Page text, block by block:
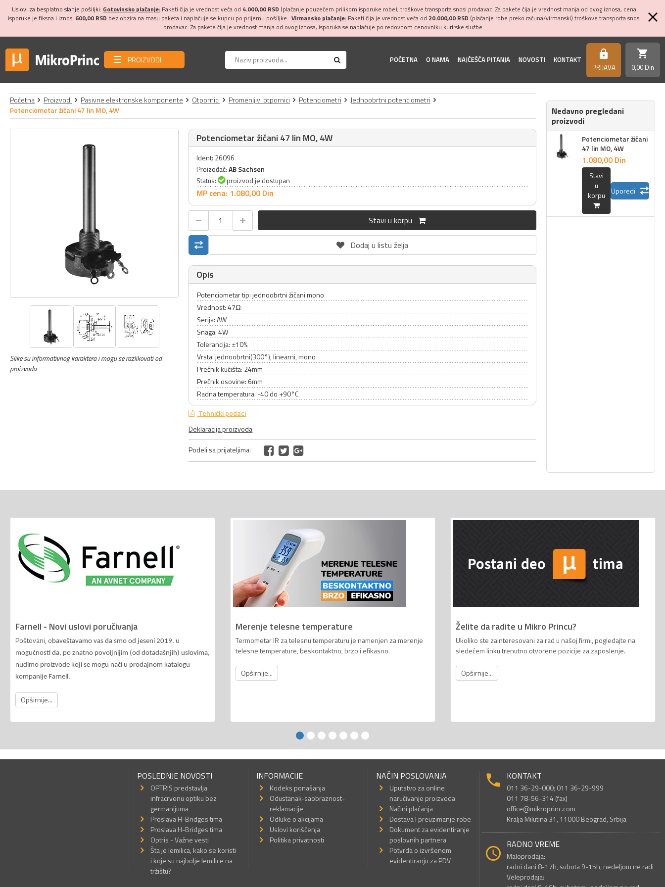
Uslovi za besplatno slanje pošiljki: Gotovinsko plaćanje: Paketi čija je vrednost veća od 4.000,00 RSD (plaćanje pouzećem prilikom isporuke robe), troškove transporta snosi prodavac. Za pakete čija je vrednost manja od ovog iznosa, cena
isporuke je fiksna i iznosi 600,00 RSD bez obzira na masu paketa i naplaćuje se kupcu po prijemu pošiljke. Virmansko plaćanje:Paketi čija je vrednost veća od 20.000,00 RSD (plaćanje robe preko računa/virmanski) troškove transporta snosi
prodavac. Za pakete čija je vrednost manja od ovog iznosa, isporuka se naplaćuje po redovnom cenovniku kurirske službe.
PROIZVODI POČETNA O NAMA NAJČEŠĆA PITANJA NOVOSTI KONTAKT https
PRIJAVA
shopping_cart
0,00 Din
Početna Proizvodi Pasivne elektronske komponente Otpornici Promenljivi otpornici Potenciometri
Jednoobrtni potenciometri
Potenciometar žičani 47 lin MO, 4W
Slike su informativnog karaktera i mogu se razlikovati od
proizvoda
Potenciometar žičani 47 lin MO, 4W
Ident: 26096
Proizođač:AB Sachsen
Status:
proizvod je dostupan
MP cena: 1.080,00 Din
Stavi u korpu
Dodaj u listu želja
Opis
Potenciometar tip: jednoobrtni žičani mono
Vrednost: 47Ω
Serija: AW
Snaga: 4W
Tolerancija: ±10%
Vrsta: jednoobrtni(300°), linearni, mono
Prečnik kućišta: 24mm
Prečnik osovine: 6mm
Radna temperatura: -40 do +90°C
Tehnički podaci
Deklaracija proizvoda
Podeli sa prijateljima:
Nedavno pregledani
proizvodi
Potenciometar žičani
47 lin MO, 4W
1.080,00 Din
Stavi
u
korpu
Uporedi
Farnell - Novi uslovi poručivanja
Poštovani, o baveštavamo vas da smo od jeseni 2019. u
mogućnosti da, po znatno povoljnijim (od dotadašnjih) uslovima,
nudimo proizvode koji se mogu naći u prodajnom katalogu
kompanije Farnell.
Opširnije...
Merenje telesne temperature
Termometar IR za telesnu temperaturu je namenjen za merenje
telesne temperature, beskontaktno, brzo i efikasno.
Opširnije...
Želite da radite u Mikro Princu?
Ukoliko ste zainteresovani za rad u našoj firmi, pogledajte na
sledećem linku trenutno otvorene pozicije za zaposlenje.
Opširnije...
POSLEDNJE NOVOSTI
OPTRIS predstavlja
infracrvenu optiku bez
germanijuma
Proslava H-Bridges tima
Proslava H-Bridges tima
Optris - Važne vesti
Šta je lemilica, kako se koristi
i koje su najbolje lemilice na
tržištu?
INFORMACIJE
Kodeks ponašanja
Odustanak-saobraznost-
reklamacije
Odluke o akcijama
Uslovi korišćenja
Politika privatnosti
NAČIN POSLOVANJA
Uputstvo za online
naručivanje proizvoda
Načini plaćanja
Dostava I preuzimanje robe
Dokument za evidentiranje
poslovnih partnera
Potvrda o izvršenom
evidentiranju za PDV
KONTAKT
011 36-29-000; 011 36-29-999
011 78-56-314 (fax)
office@mikroprinc.com
Kralja Milutina 31, 11000 Beograd, Srbija
RADNO VREME
Maloprodaja:
radni dani 8-17h, subota 9-15h, nedeljom ne radi
Veleprodaja: